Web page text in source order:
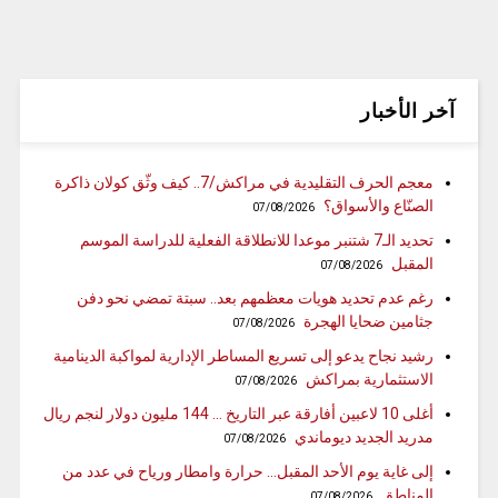
آخر الأخبار
معجم الحرف التقليدية في مراكش/7.. كيف وثّق كولان ذاكرة
الصنّاع والأسواق؟
07/08/2026
تحديد الـ7 شتنبر موعدا للانطلاقة الفعلية للدراسة الموسم
المقبل
07/08/2026
رغم عدم تحديد هويات معظمهم بعد.. سبتة تمضي نحو دفن
جثامين ضحايا الهجرة
07/08/2026
رشيد نجاح يدعو إلى تسريع المساطر الإدارية لمواكبة الدينامية
الاستثمارية بمراكش
07/08/2026
أغلى 10 لاعبين أفارقة عبر التاريخ … 144 مليون دولار لنجم ريال
مدريد الجديد ديوماندي
07/08/2026
إلى غاية يوم الأحد المقبل… حرارة وامطار ورياح في عدد من